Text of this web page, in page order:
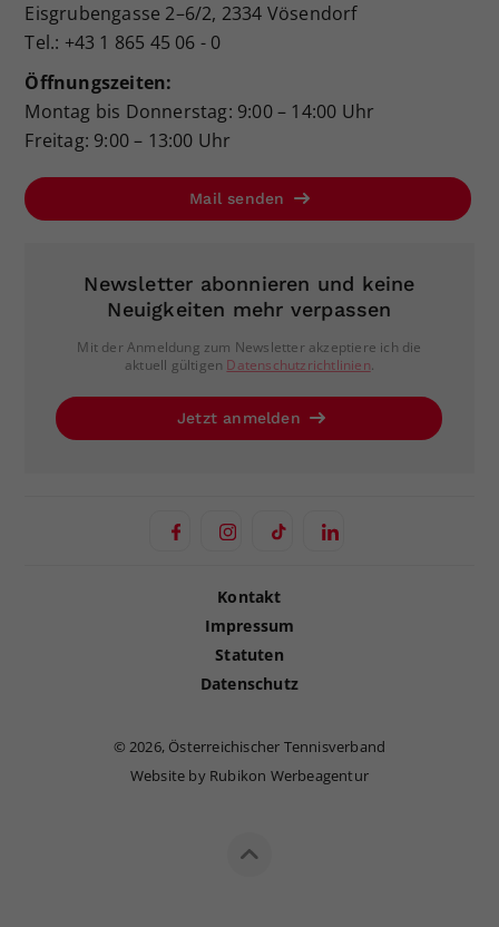
Eisgrubengasse 2–6/2, 2334 Vösendorf
Tel.: +43 1 865 45 06 - 0
Öffnungszeiten:
Montag bis Donnerstag: 9:00 – 14:00 Uhr
Freitag: 9:00 – 13:00 Uhr
Mail senden
Newsletter abonnieren und keine
Neuigkeiten mehr verpassen
Mit der Anmeldung zum Newsletter akzeptiere ich die
aktuell gültigen Datenschutzrichtlinien.
Jetzt anmelden
Kontakt
Impressum
Statuten
Datenschutz
©2026, Österreichischer Tennisverband
Website by Rubikon Werbeagentur